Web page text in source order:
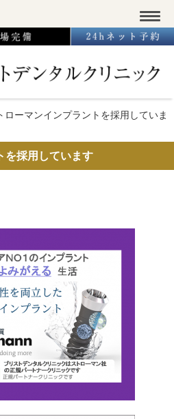
ローマンインプラントを採用していま
を採用しています